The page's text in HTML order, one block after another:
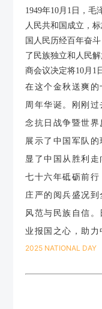
1949年10月1日，
人民共和国成立，
国人民历经百年奋
了民族独立和人民
商会议决定将10月1
在这个金秋送爽
周年华诞。刚刚
念抗日战争暨世界
展示了中国军队
显了中国从胜利走
七十六年砥砺前
庄严的阅兵盛况
风范与民族自信
业报国之心，助力
2025 NATIONAL DAY